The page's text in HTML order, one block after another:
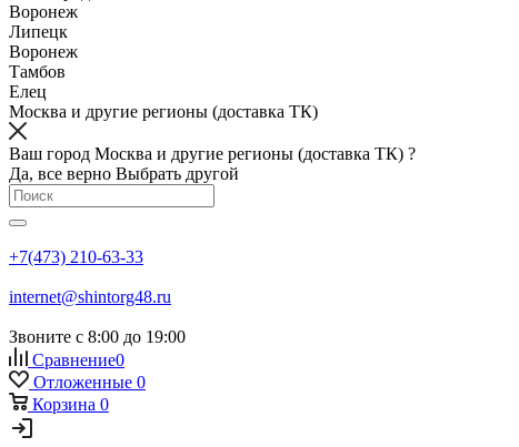
Воронеж
Липецк
Воронеж
Тамбов
Елец
Москва и другие регионы (доставка ТК)
Ваш город Москва и другие регионы (доставка ТК) ?
Да, все верно Выбрать другой
+7(473) 210-63-33
internet@shintorg48.ru
Звоните с 8:00 до 19:00
Сравнение0
Отложенные 0
Корзина 0